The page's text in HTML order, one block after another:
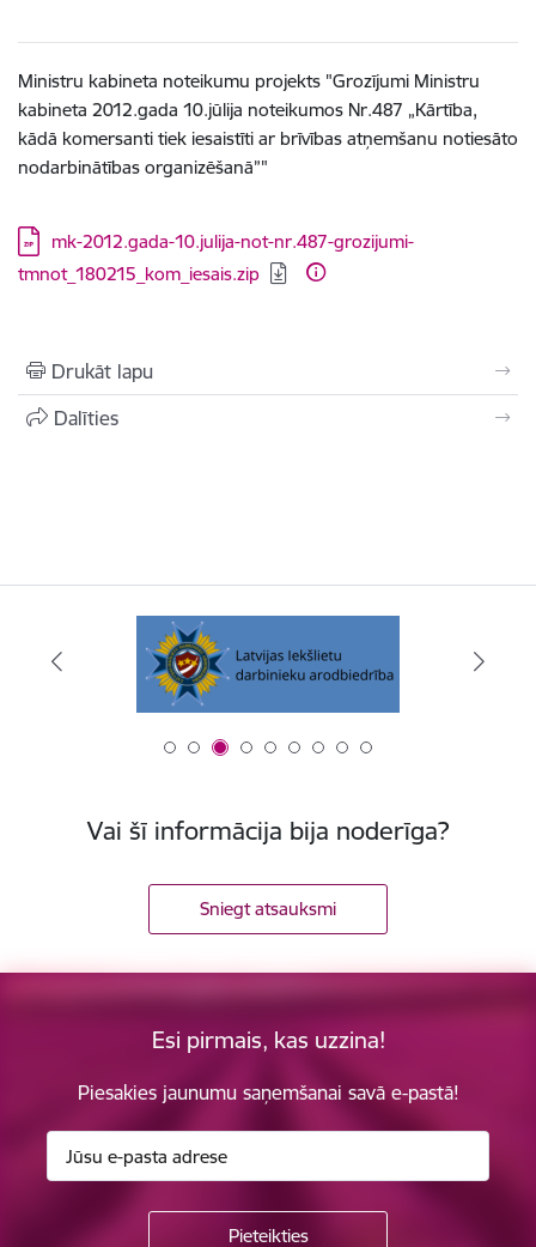
Ministru kabineta noteikumu projekts "Grozījumi Ministru
kabineta 2012.gada 10.jūlija noteikumos Nr.487 „Kārtība,
kādā komersanti tiek iesaistīti ar brīvības atņemšanu notiesāto
nodarbinātības organizēšanā”"
Lejupielādēt:
mk-2012.gada-10.julija-not-nr.487-grozijumi-
tmnot_180215_kom_iesais.zip
Drukāt lapu
Dalīties
Vai šī informācija bija noderīga?
Sniegt atsauksmi
Esi pirmais, kas uzzina!
Piesakies jaunumu saņemšanai savā e-pastā!